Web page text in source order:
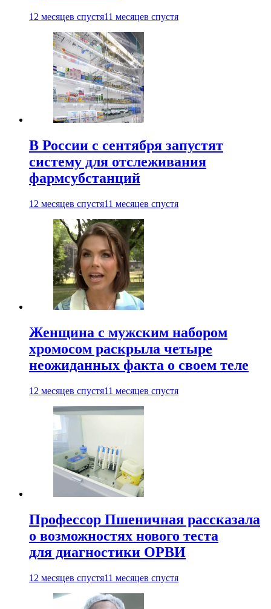
12 месяцев спустя11 месяцев спустя
В России с сентября запустят
систему для отслеживания
фармсубстанций
12 месяцев спустя11 месяцев спустя
Женщина с мужским набором
хромосом раскрыла четыре
неожиданных факта о своем теле
12 месяцев спустя11 месяцев спустя
Профессор Пшеничная рассказала
о возможностях нового теста
для диагностики ОРВИ
12 месяцев спустя11 месяцев спустя